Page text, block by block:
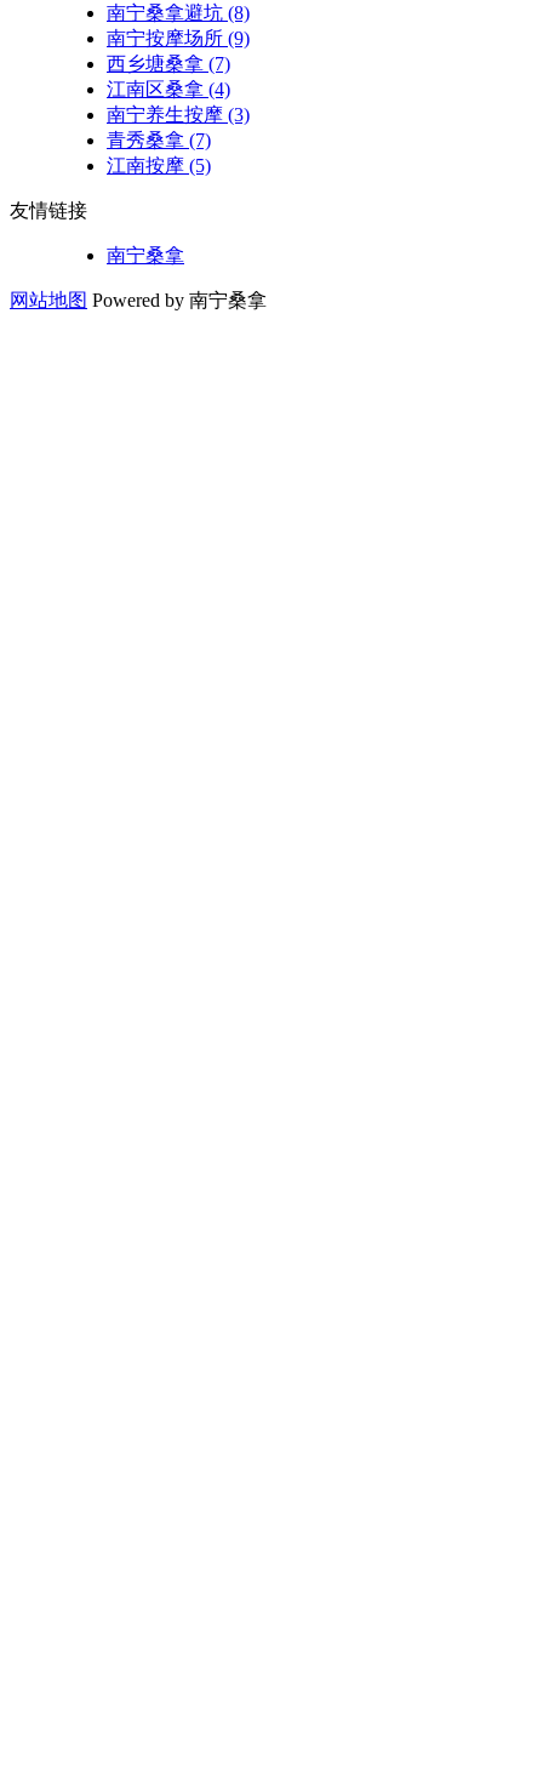
南宁桑拿避坑 (8)
南宁按摩场所 (9)
西乡塘桑拿 (7)
江南区桑拿 (4)
南宁养生按摩 (3)
青秀桑拿 (7)
江南按摩 (5)
友情链接
南宁桑拿
网站地图 Powered by 南宁桑拿